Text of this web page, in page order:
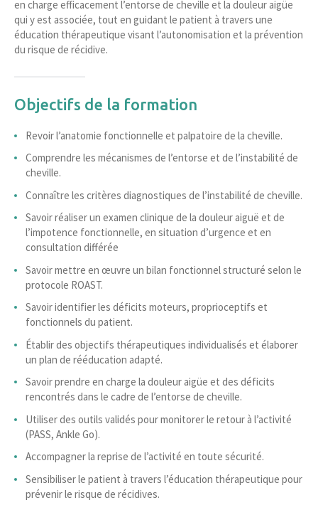
en charge efficacement l’entorse de cheville et la douleur aigüe
qui y est associée, tout en guidant le patient à travers une
éducation thérapeutique visant l’autonomisation et la prévention
du risque de récidive.
Objectifs de la formation
Revoir l’anatomie fonctionnelle et palpatoire de la cheville.
Comprendre les mécanismes de l’entorse et de l’instabilité de
cheville.
Connaître les critères diagnostiques de l’instabilité de cheville.
Savoir réaliser un examen clinique de la douleur aiguë et de
l’impotence fonctionnelle, en situation d’urgence et en
consultation différée
Savoir mettre en œuvre un bilan fonctionnel structuré selon le
protocole ROAST.
Savoir identifier les déficits moteurs, proprioceptifs et
fonctionnels du patient.
Établir des objectifs thérapeutiques individualisés et élaborer
un plan de rééducation adapté.
Savoir prendre en charge la douleur aigüe et des déficits
rencontrés dans le cadre de l’entorse de cheville.
Utiliser des outils validés pour monitorer le retour à l’activité
(PASS, Ankle Go).
Accompagner la reprise de l’activité en toute sécurité.
Sensibiliser le patient à travers l’éducation thérapeutique pour
prévenir le risque de récidives.